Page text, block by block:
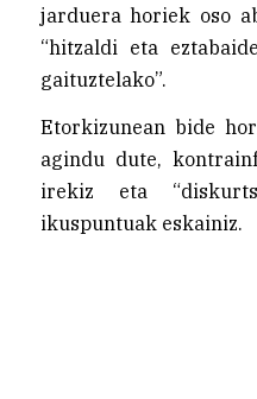
jarduera horiek oso
“hitzaldi eta
gaituztelako”.
Etorkizunean bide
agindu dute,
irekiz eta
ikuspuntuak eskainiz.